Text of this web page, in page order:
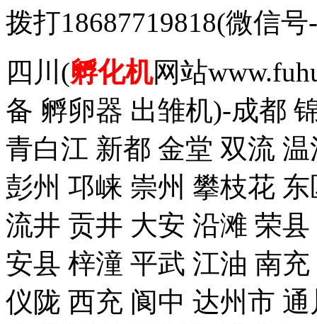
拨打18687719818(微信
四川(孵化机网站
备 孵卵器 出雏机)-成都
青白江 新都 金堂 双流
彭州 邛崃 崇州 攀枝花
流井 贡井 大安 沿滩 荣
安县 梓潼 平武 江油 南
仪陇 西充 阆中 达州市